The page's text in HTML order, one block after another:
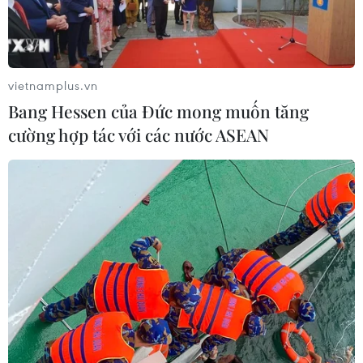
TIN LIÊN QUAN
vietnamplus.vn
Bang Hessen của Đức mong muốn tăng
cường hợp tác với các nước ASEAN